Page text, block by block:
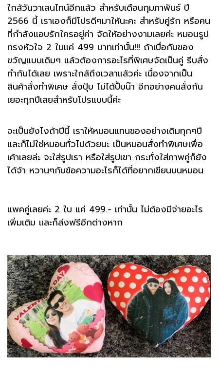
ใกล้วันวาเลนไทน์อีกแล้ว สำหรับเดือนกุมภาพันธ์ ปี
2566 นี้ เราเองก็มีโปรดีๆมาให้นะคะ สำหรับคู่รัก หรือคน
ที่กำลังแอบรักใครอยู่ค่า จัดให้อย่างงามเลยค่ะ หมอนรูป
ทรงหัวใจ 2 ใบแค่ 499 บาทเท่านั้น!!! ถ้าเบื่อกับของ
ขวัญแบบเดิมๆ แล้วต้องการอะไรที่พิเศษจัดเป็นคู่ รีบสั่ง
ทำกันได้เลย เพราะใกล้ถึงเวลาแล้วค่ะ เนื่องจากเป็น
สินค้าสั่งทำพิเศษ สั่งปุ้บ ไม่ได้ปั้บน๊า อีกอย่างคนสั่งกัน
เยอะทุกปีเลยสำหรับโปรแบบนี้ค่ะ
จะเป็นยังไงถ้าปีนี้ เราให้หมอนแทนของอย่างเดิมทุกๆปี
และก็ไม่ใช่หมอนทั่วไปด้วยนะ เป็นหมอนสั่งทำพิเศษเพื่อ
เค้าเลยล่ะ จะใส่รูปเรา หรือใส่รูปเขา กระทั่งใส่ภาพคู่ก็ยัง
ได้จ้า หวานๆกับข้อความอะไรก็ได้ที่อยากเขียนบนหมอน
แพคคู่เลยค่ะ 2 ใบ แค่ 499.- เท่านั้น ไม่ต้องมีจ่ายอะไร
เพิ่มเติม และก็ส่งฟรีอีกต่างหาก